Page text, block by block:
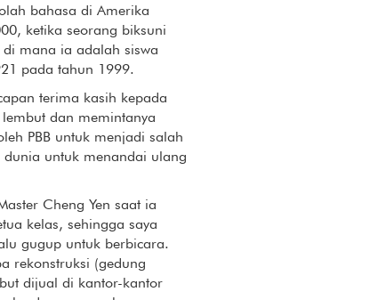
bahasa di Amerika
ketika seorang biksuni
di mana ia adalah siswa
pada tahun 1999.
terima kasih kepada
dan memintanya
PBB untuk menjadi salah
untuk menandai ulang
Cheng Yen saat ia
kelas, sehingga saya
gugup untuk berbicara.
rekonstruksi (gedung
dijual di kantor-kantor